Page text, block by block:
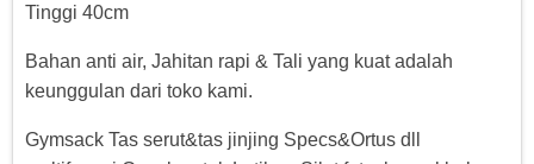
Tinggi 40cm
Bahan anti air, Jahitan rapi & Tali yang kuat adalah
keunggulan dari toko kami.
Gymsack Tas serut&tas jinjing Specs&Ortus dll